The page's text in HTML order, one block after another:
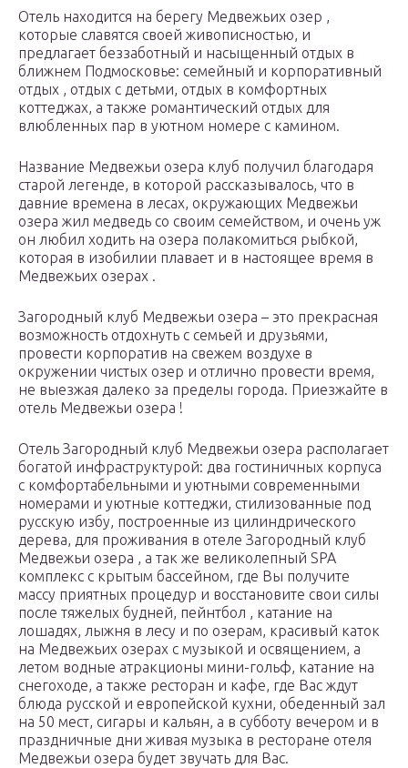
Отель находится на берегу Медвежьих озер ,
которые славятся своей живописностью, и
предлагает беззаботный и насыщенный отдых в
ближнем Подмосковье: семейный и корпоративный
отдых , отдых с детьми, отдых в комфортных
коттеджах, а также романтический отдых для
влюбленных пар в уютном номере с камином.
Название Медвежьи озера клуб получил благодаря
старой легенде, в которой рассказывалось, что в
давние времена в лесах, окружающих Медвежьи
озера жил медведь со своим семейством, и очень уж
он любил ходить на озера полакомиться рыбкой,
которая в изобилии плавает и в настоящее время в
Медвежьих озерах .
Загородный клуб Медвежьи озера – это прекрасная
возможность отдохнуть с семьей и друзьями,
провести корпоратив на свежем воздухе в
окружении чистых озер и отлично провести время,
не выезжая далеко за пределы города. Приезжайте в
отель Медвежьи озера !
Отель Загородный клуб Медвежьи озера располагает
богатой инфраструктурой: два гостиничных корпуса
с комфортабельными и уютными современными
номерами и уютные коттеджи, стилизованные под
русскую избу, построенные из цилиндрического
дерева, для проживания в отеле Загородный клуб
Медвежьи озера , а так же великолепный SPA
комплекс с крытым бассейном, где Вы получите
массу приятных процедур и восстановите свои силы
после тяжелых будней, пейнтбол , катание на
лошадях, лыжня в лесу и по озерам, красивый каток
на Медвежьих озерах с музыкой и освящением, а
летом водные атракционы мини-гольф, катание на
снегоходе, а также ресторан и кафе, где Вас ждут
блюда русской и европейской кухни, обеденный зал
на 50 мест, сигары и кальян, а в субботу вечером и в
праздничные дни живая музыка в ресторане отеля
Медвежьи озера будет звучать для Вас.